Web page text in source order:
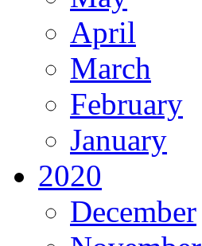
April
March
February
January
2020
December